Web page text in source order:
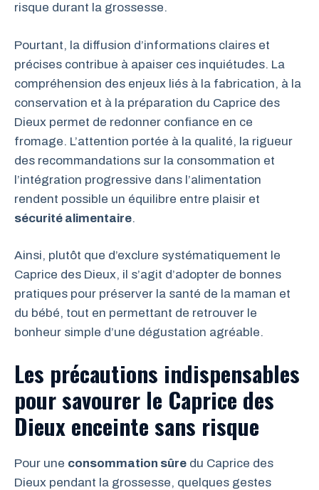
risque durant la grossesse.
Pourtant, la diffusion d’informations claires et
précises contribue à apaiser ces inquiétudes. La
compréhension des enjeux liés à la fabrication, à la
conservation et à la préparation du Caprice des
Dieux permet de redonner confiance en ce
fromage. L’attention portée à la qualité, la rigueur
des recommandations sur la consommation et
l’intégration progressive dans l’alimentation
rendent possible un équilibre entre plaisir et
sécurité alimentaire.
Ainsi, plutôt que d’exclure systématiquement le
Caprice des Dieux, il s’agit d’adopter de bonnes
pratiques pour préserver la santé de la maman et
du bébé, tout en permettant de retrouver le
bonheur simple d’une dégustation agréable.
Les précautions indispensables
pour savourer le Caprice des
Dieux enceinte sans risque
Pour une consommation sûre du Caprice des
Dieux pendant la grossesse, quelques gestes